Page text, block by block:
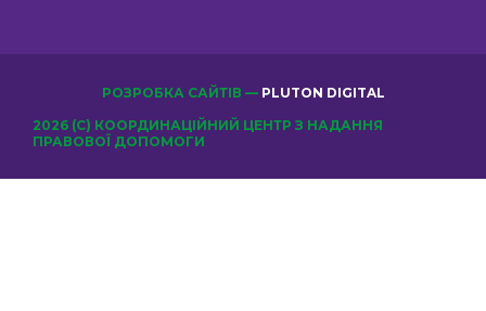
ОБЕРІТЬ КЛУБ
2026 (С) КООРДИНАЦІЙНИЙ ЦЕНТР З НАДАННЯ
ПРАВОВОЇ ДОПОМОГИ
РОЗРОБКА САЙТІВ — PLUTON DIGITAL